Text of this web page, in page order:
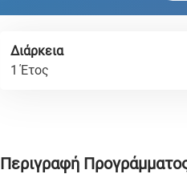
Διάρκεια
1 Έτος
Περιγραφή